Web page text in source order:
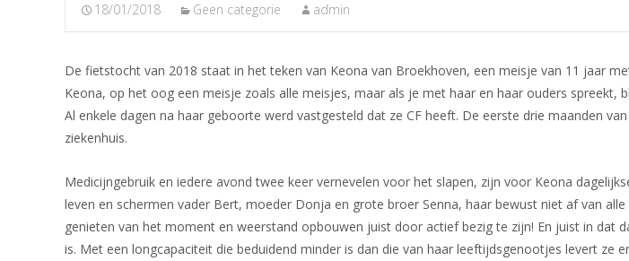
18/01/2018 Geen categorie admin
De fietstocht van 2018 staat in het teken van Keona van Broekhoven, een meisje van 11 jaar
Keona, op het oog een meisje zoals alle meisjes, maar als je met haar en haar ouders spreekt,
Al enkele dagen na haar geboorte werd vastgesteld dat ze CF heeft. De eerste drie maanden
ziekenhuis.
Medicijngebruik en iedere avond twee keer vernevelen voor het slapen, zijn voor Keona
leven en schermen vader Bert, moeder Donja en grote broer Senna, haar bewust niet af van
genieten van het moment en weerstand opbouwen juist door actief bezig te zijn! En juist in dat
is. Met een longcapaciteit die beduidend minder is dan die van haar leeftijdsgenootjes levert ze